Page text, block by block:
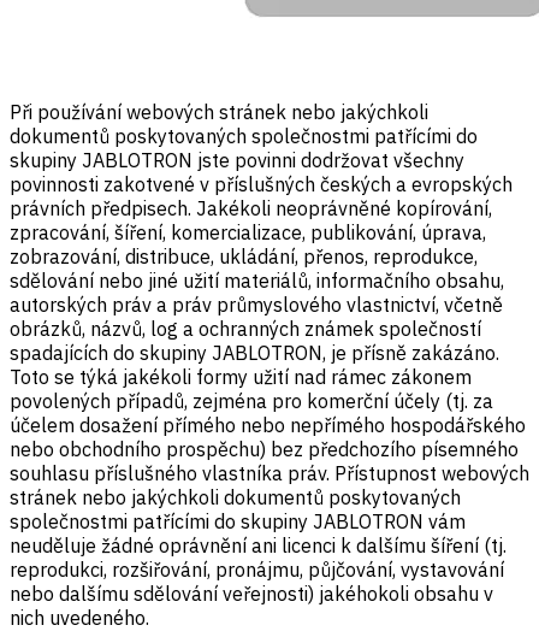
Při používání webových stránek nebo jakýchkoli
dokumentů poskytovaných společnostmi patřícími do
skupiny JABLOTRON jste povinni dodržovat všechny
povinnosti zakotvené v příslušných českých a evropských
právních předpisech. Jakékoli neoprávněné kopírování,
zpracování, šíření, komercializace, publikování, úprava,
zobrazování, distribuce, ukládání, přenos, reprodukce,
sdělování nebo jiné užití materiálů, informačního obsahu,
autorských práv a práv průmyslového vlastnictví, včetně
obrázků, názvů, log a ochranných známek společností
spadajících do skupiny JABLOTRON, je přísně zakázáno.
Toto se týká jakékoli formy užití nad rámec zákonem
povolených případů, zejména pro komerční účely (tj. za
účelem dosažení přímého nebo nepřímého hospodářského
nebo obchodního prospěchu) bez předchozího písemného
souhlasu příslušného vlastníka práv. Přístupnost webových
stránek nebo jakýchkoli dokumentů poskytovaných
společnostmi patřícími do skupiny JABLOTRON vám
neuděluje žádné oprávnění ani licenci k dalšímu šíření (tj.
reprodukci, rozšiřování, pronájmu, půjčování, vystavování
nebo dalšímu sdělování veřejnosti) jakéhokoli obsahu v
nich uvedeného.